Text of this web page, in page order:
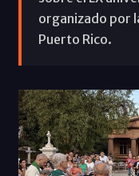
organizado por
Puerto Rico.